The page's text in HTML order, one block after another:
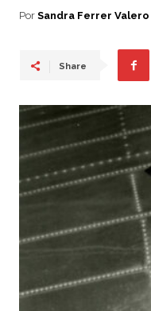
Por Sandra Ferrer Valero
Share